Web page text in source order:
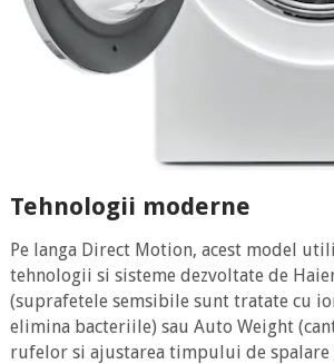
Tehnologii moderne
Pe langa Direct Motion, acest model
tehnologii si sisteme dezvoltate de
(suprafetele semsibile sunt tratate cu
elimina bacteriile) sau Auto Weight
rufelor si ajustarea timpului de